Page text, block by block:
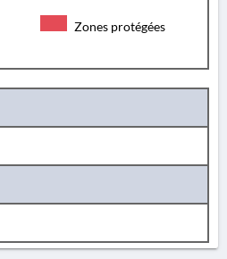
Zones protégées